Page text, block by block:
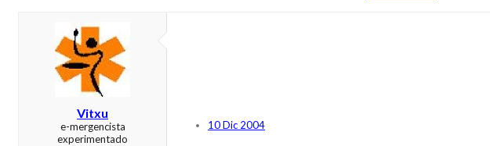
Vitxu
e-mergencista
experimentado
10 Dic 2004